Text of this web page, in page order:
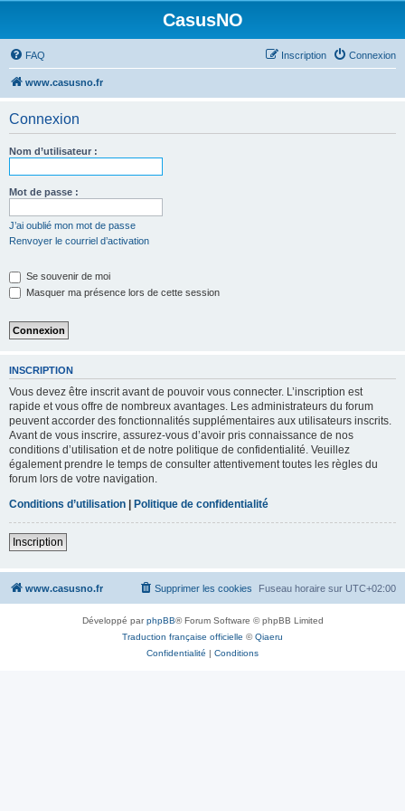
CasusNO
FAQ Connexion
Inscription
www.casusno.fr
Connexion
Nom d’utilisateur :
Mot de passe :
J’ai oublié mon mot de passe
Renvoyer le courriel d’activation
Se souvenir de moi
Masquer ma présence lors de cette session
INSCRIPTION
Vous devez être inscrit avant de pouvoir vous connecter. L’inscription est
rapide et vous offre de nombreux avantages. Les administrateurs du forum
peuvent accorder des fonctionnalités supplémentaires aux utilisateurs inscrits.
Avant de vous inscrire, assurez-vous d’avoir pris connaissance de nos
conditions d’utilisation et de notre politique de confidentialité. Veuillez
également prendre le temps de consulter attentivement toutes les règles du
forum lors de votre navigation.
Conditions d’utilisation | Politique de confidentialité
Inscription
www.casusno.fr Fuseau horaire sur UTC+02:00
Supprimer les cookies
Développé parphpBB® Forum Software © phpBB Limited
Traduction française officielle ©Qiaeru
Confidentialité | Conditions